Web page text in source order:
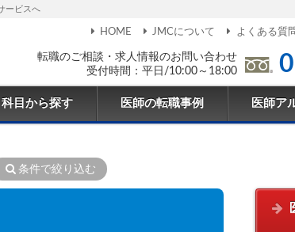
ービスへ
転職のご相談・求人情報のお問い合わせ
受付時間：平日/10:00～18:00
HOME JMCについて よくある質
科目から探す 医師の転職事例 医師ア
条件で絞り込む